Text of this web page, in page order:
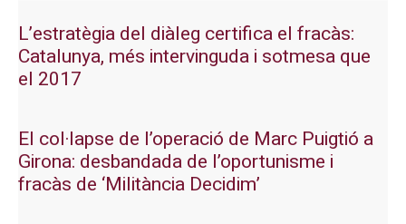
L’estratègia del diàleg certifica el fracàs:
Catalunya, més intervinguda i sotmesa que
el 2017
El col·lapse de l’operació de Marc Puigtió a
Girona: desbandada de l’oportunisme i
fracàs de ‘Militància Decidim’